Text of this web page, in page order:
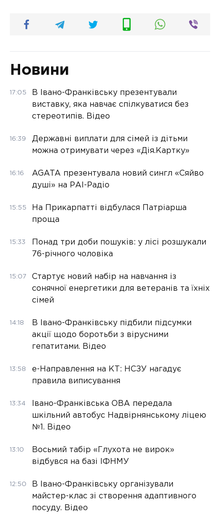
Новини
17:05
В Івано-Франківську презентували
виставку, яка навчає спілкуватися без
стереотипів. Відео
16:39
Державні виплати для сімей із дітьми
можна отримувати через «Дія.Картку»
16:16
AGATA презентувала новий сингл «Сяйво
душі» на РАІ-Радіо
15:55
На Прикарпатті відбулася Патріарша
проща
15:33
Понад три доби пошуків: у лісі розшукали
76-річного чоловіка
15:07
Стартує новий набір на навчання із
сонячної енергетики для ветеранів та їхніх
сімей
14:18
В Івано-Франківську підбили підсумки
акції щодо боротьби з вірусними
гепатитами. Відео
13:58
е-Направлення на КТ: НСЗУ нагадує
правила виписування
13:34
Івано-Франківська ОВА передала
шкільний автобус Надвірнянському ліцею
№1. Відео
13:10
Восьмий табір «Глухота не вирок»
відбувся на базі ІФНМУ
12:50
В Івано-Франківську організували
майстер-клас зі створення адаптивного
посуду. Відео